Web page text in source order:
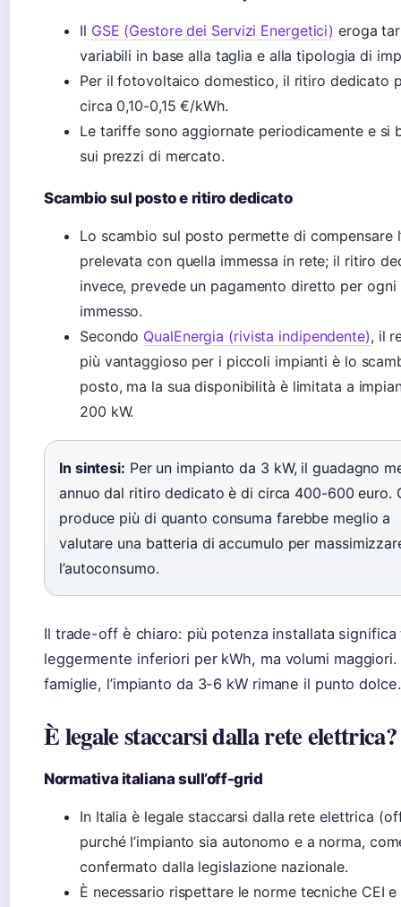
Il GSE (Gestore dei Servizi Energetici) eroga
variabili in base alla taglia e alla tipologia di
Per il fotovoltaico domestico, il ritiro dedicato
circa 0,10-0,15 €/kWh.
Le tariffe sono aggiornate periodicamente e si
sui prezzi di mercato.
Scambio sul posto e ritiro dedicato
Lo scambio sul posto permette di compensare
prelevata con quella immessa in rete; il ritiro
invece, prevede un pagamento diretto per ogni
immesso.
Secondo QualEnergia (rivista indipendente), il
più vantaggioso per i piccoli impianti è lo
posto, ma la sua disponibilità è limitata a
200 kW.
In sintesi: Per un impianto da 3 kW, il guadagno
annuo dal ritiro dedicato è di circa 400-600 euro.
produce più di quanto consuma farebbe meglio a
valutare una batteria di accumulo per
l’autoconsumo.
Il trade-off è chiaro: più potenza installata
leggermente inferiori per kWh, ma volumi maggiori.
famiglie, l’impianto da 3-6 kW rimane il punto dolce.
È legale staccarsi dalla rete elettrica?
Normativa italiana sull’off-grid
In Italia è legale staccarsi dalla rete elettrica
purché l’impianto sia autonomo e a norma,
confermato dalla legislazione nazionale.
È necessario rispettare le norme tecniche CEI e